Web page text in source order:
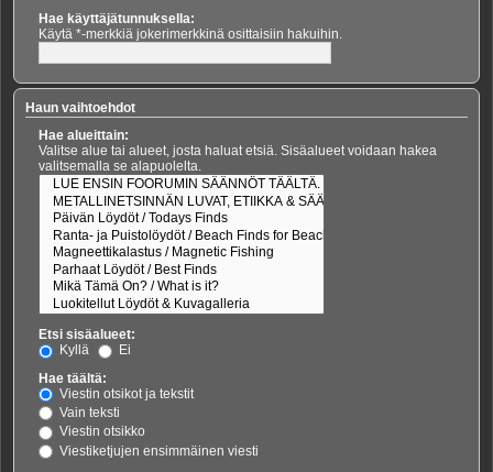
Hae käyttäjätunnuksella:
Käytä *-merkkiä jokerimerkkinä osittaisiin hakuihin.
Haun vaihtoehdot
Hae alueittain:
Valitse alue tai alueet, josta haluat etsiä. Sisäalueet voidaan hakea
valitsemalla se alapuolelta.
Etsi sisäalueet:
Kyllä
Ei
Hae täältä:
Viestin otsikot ja tekstit
Vain teksti
Viestin otsikko
Viestiketjujen ensimmäinen viesti